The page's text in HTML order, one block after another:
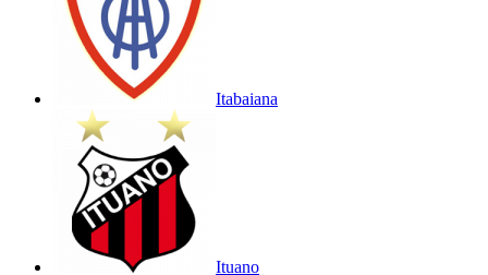
Itabaiana
Ituano